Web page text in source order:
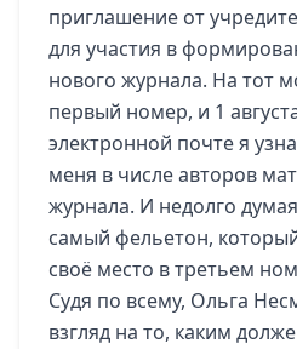
приглашение от
для участия в
нового журнала. На тот
первый номер, и 1
электронной почте я
меня в числе авторов
журнала. И недолго
самый фельетон,
своё место в третьем
Судя по всему, Ольга
взгляд на то, каким